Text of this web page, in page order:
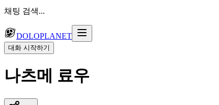
채팅 검색...
DOLOPLANET
대화 시작하기
나츠메 료우